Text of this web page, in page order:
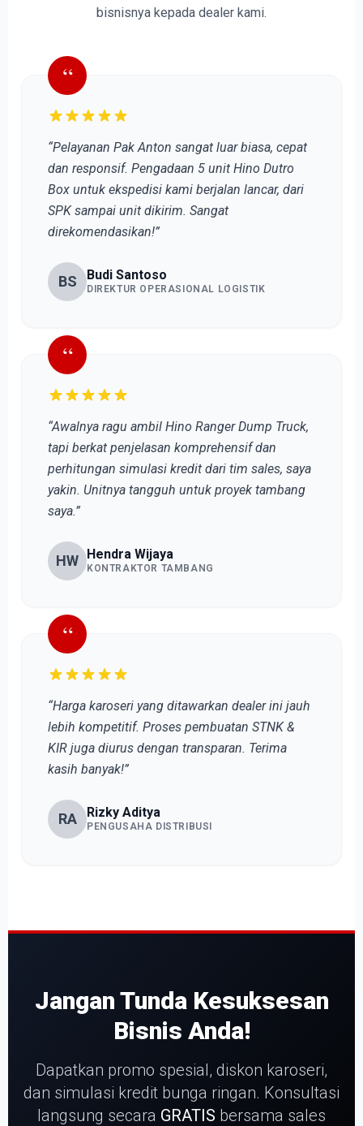
bisnisnya kepada dealer kami.
“
“Pelayanan Pak Anton sangat luar biasa, cepat
dan responsif. Pengadaan 5 unit Hino Dutro
Box untuk ekspedisi kami berjalan lancar, dari
SPK sampai unit dikirim. Sangat
direkomendasikan!”
BS Budi Santoso
DIREKTUR OPERASIONAL LOGISTIK
“
“Awalnya ragu ambil Hino Ranger Dump Truck,
tapi berkat penjelasan komprehensif dan
perhitungan simulasi kredit dari tim sales, saya
yakin. Unitnya tangguh untuk proyek tambang
saya.”
HW Hendra Wijaya
KONTRAKTOR TAMBANG
“
“Harga karoseri yang ditawarkan dealer ini jauh
lebih kompetitif. Proses pembuatan STNK &
KIR juga diurus dengan transparan. Terima
kasih banyak!”
RA Rizky Aditya
PENGUSAHA DISTRIBUSI
Jangan Tunda Kesuksesan
Bisnis Anda!
Dapatkan promo spesial, diskon karoseri,
dan simulasi kredit bunga ringan. Konsultasi
langsung secara GRATIS bersama sales